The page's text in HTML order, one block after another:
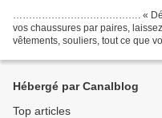
…………………………………. «
vos chaussures par paires,
vêtements, souliers, tout ce que
Hébergé par Canalblog
Top articles